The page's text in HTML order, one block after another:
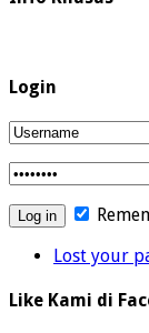
Login
Lost your
Like Kami di